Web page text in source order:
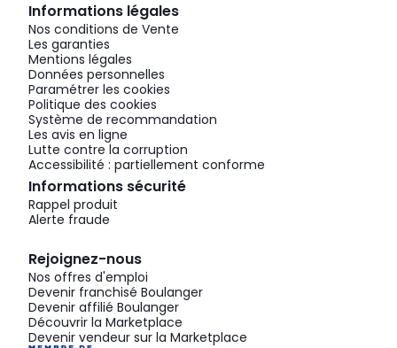
Informations légales
Nos conditions de Vente
Les garanties
Mentions légales
Données personnelles
Paramétrer les cookies
Politique des cookies
Système de recommandation
Les avis en ligne
Lutte contre la corruption
Accessibilité : partiellement conforme
Informations sécurité
Rappel produit
Alerte fraude
Rejoignez-nous
Nos offres d'emploi
Devenir franchisé Boulanger
Devenir affilié Boulanger
Découvrir la Marketplace
Devenir vendeur sur la Marketplace